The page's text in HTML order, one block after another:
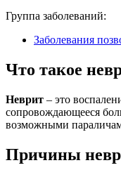
Группа заболеваний:
Заболевания
Что такое
Неврит – это
сопровождающееся
возможными
Причины